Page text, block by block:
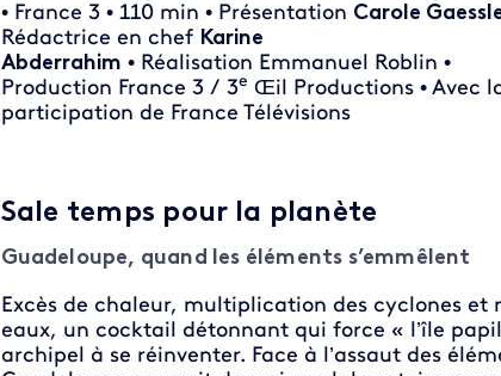
• France 3 • 110 min • Présentation Carole
Rédactrice en chef Karine
Abderrahim • Réalisation Emmanuel Roblin •
Production France 3 / 3e Œil Productions • Avec
participation de France Télévisions
Sale temps pour la planète
Guadeloupe, quand les éléments s’emmêlent
Excès de chaleur, multiplication des cyclones et
eaux, un cocktail détonnant qui force « l’île
archipel à se réinventer. Face à l’assaut des